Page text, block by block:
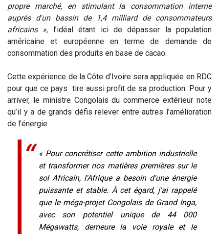
propre marché, en stimulant la consommation interne
auprès d'un bassin de 1,4 milliard de consommateurs
africains », l’idéal étant ici de dépasser la population
américaine et européenne en terme de demande de
consommation des produits en base de cacao.
Cette expérience de la Côte d’Ivoire sera appliquée en RDC
pour que ce pays tire aussi profit de sa production. Pour y
arriver, le ministre Congolais du commerce extérieur note
qu’il y a de grands défis relever entre autres l’amélioration
de l’énergie.
« Pour concrétiser cette ambition industrielle
et transformer nos matières premières sur le
sol Africain, l'Afrique a besoin d'une énergie
puissante et stable. À cet égard, j'ai rappelé
que le méga-projet Congolais de Grand Inga,
avec son potentiel unique de 44 000
Mégawatts, demeure la voie royale et le